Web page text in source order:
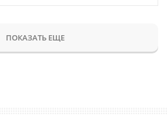
ПОКАЗАТЬ ЕЩЕ